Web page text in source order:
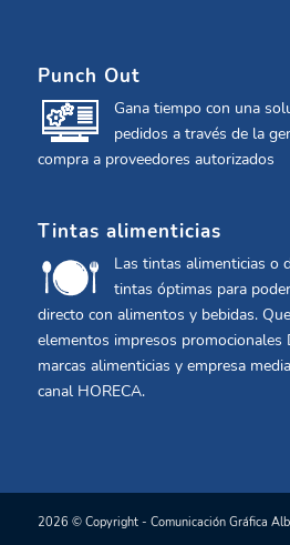
Punch Out
Gana tiempo con una
pedidos a través de la
compra a proveedores autorizados
Tintas alimenticias
Las tintas alimenticias o
tintas óptimas para
directo con alimentos y bebidas.
elementos impresos promocionales
marcas alimenticias y empresa
canal HORECA.
2026 © Copyright - Comunicación Gráfica